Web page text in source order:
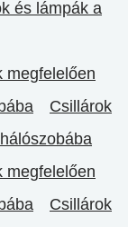
és lámpák a
megfelelően
Csillárok
megfelelően
Csillárok